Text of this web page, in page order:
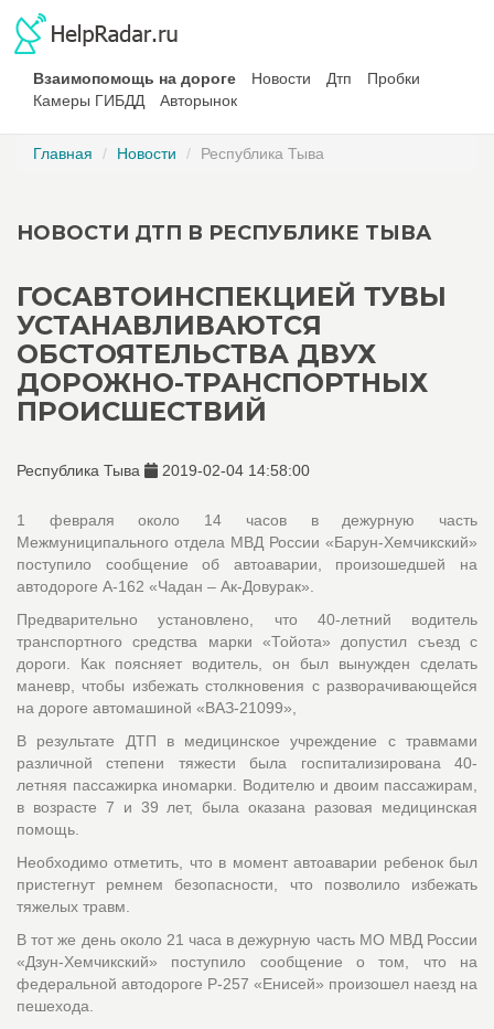
Взаимопомощь на дороге Новости Дтп
Пробки
Камеры ГИБДД
Авторынок
Главная Новости Республика Тыва
НОВОСТИ ДТП В РЕСПУБЛИКЕ ТЫВА
ГОСАВТОИНСПЕКЦИЕЙ ТУВЫ
УСТАНАВЛИВАЮТСЯ
ОБСТОЯТЕЛЬСТВА ДВУХ
ДОРОЖНО-ТРАНСПОРТНЫХ
ПРОИСШЕСТВИЙ
Республика Тыва 2019-02-04 14:58:00
1 февраля около 14 часов в дежурную часть
Межмуниципального отдела МВД России «Барун-Хемчикский»
поступило сообщение об автоаварии, произошедшей на
автодороге А-162 «Чадан – Ак-Довурак».
Предварительно установлено, что 40-летний водитель
транспортного средства марки «Тойота» допустил съезд с
дороги. Как поясняет водитель, он был вынужден сделать
маневр, чтобы избежать столкновения с разворачивающейся
на дороге автомашиной «ВАЗ-21099»,
В результате ДТП в медицинское учреждение с травмами
различной степени тяжести была госпитализирована 40-
летняя пассажирка иномарки. Водителю и двоим пассажирам,
в возрасте 7 и 39 лет, была оказана разовая медицинская
помощь.
Необходимо отметить, что в момент автоаварии ребенок был
пристегнут ремнем безопасности, что позволило избежать
тяжелых травм.
В тот же день около 21 часа в дежурную часть МО МВД России
«Дзун-Хемчикский» поступило сообщение о том, что на
федеральной автодороге Р-257 «Енисей» произошел наезд на
пешехода.